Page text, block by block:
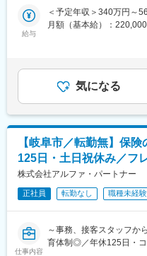
■キャリアステップ
リアを築きたい」という
■配属部門
配属先は現在2名（60代
ます。穏やかな社風で質
成していただける環境で
■企業の特徴
当社は地域に根差した証
頼関係を築いています。
これに伴い、整備士の増
基盤とＹＵＡＳＡグルー
建設機械および各種車両
両の定期整備、修理をお
◇販売エリアは東海3県
が名古屋を中心に6箇所
■当社について：
・当社は1965年の設立以
販売・整備・レンタルを
・舗装用機械（アスファ
小型切削機など）、土木
レーダーなど）、地盤改
ンクリート関連機器、保
給与
＜予定年収＞340万円～
月額（基本給）：
り、選考を通じて上下
当を含めた表記です。
気になる
【岐阜市／転勤無】保
125日・土日祝休み／フ
株式会社アルファ・パートナー
正社員 転勤なし 職種未経
仕事内容
～事務、接客スタッフか
育体制◎／年休125日・